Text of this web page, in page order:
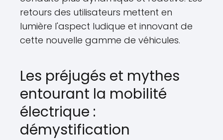
retours des utilisateurs mettent en
lumière l'aspect ludique et innovant de
cette nouvelle gamme de véhicules.
Les préjugés et mythes
entourant la mobilité
électrique :
démystification